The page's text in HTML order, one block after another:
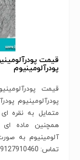
قیمت
پودرآلومینیوم
قیمت
پودرآلومینیوم
متمایل به نقره
همچنین ماده
آلومینیوم به
تماس: 09127910460 - وب سایت : bahoran.ir